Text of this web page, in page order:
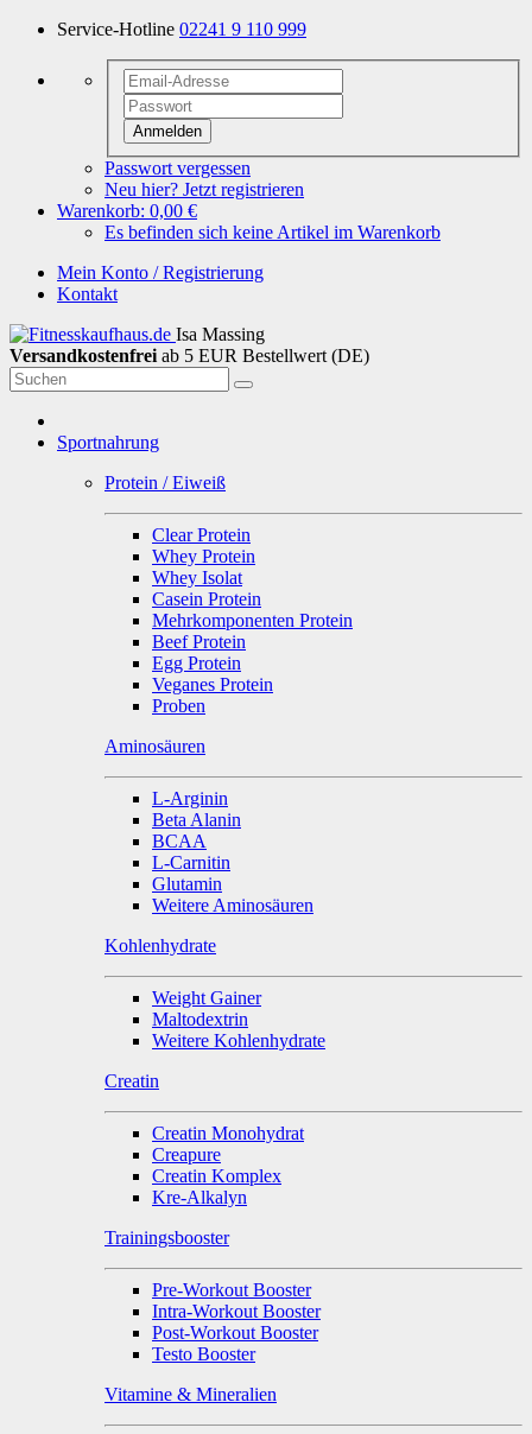
Service-Hotline 02241 9 110 999
Anmelden
Passwort vergessen
Neu hier? Jetzt registrieren
Warenkorb: 0,00 €
Es befinden sich keine Artikel im Warenkorb
Mein Konto / Registrierung
Kontakt
Isa Massing
Versandkostenfrei ab 5 EUR Bestellwert (DE)
Sportnahrung
Protein / Eiweiß
Clear Protein
Whey Protein
Whey Isolat
Casein Protein
Mehrkomponenten Protein
Beef Protein
Egg Protein
Veganes Protein
Proben
Aminosäuren
L-Arginin
Beta Alanin
BCAA
L-Carnitin
Glutamin
Weitere Aminosäuren
Kohlenhydrate
Weight Gainer
Maltodextrin
Weitere Kohlenhydrate
Creatin
Creatin Monohydrat
Creapure
Creatin Komplex
Kre-Alkalyn
Trainingsbooster
Pre-Workout Booster
Intra-Workout Booster
Post-Workout Booster
Testo Booster
Vitamine & Mineralien